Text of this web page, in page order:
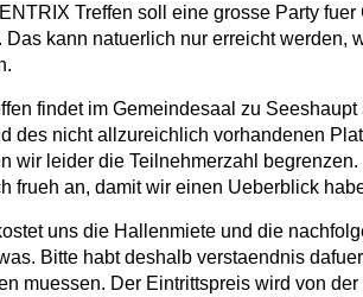
Treffen soll eine grosse Party fuer
Das kann natuerlich nur erreicht werden,
findet im Gemeindesaal zu Seeshaupt
des nicht allzureichlich vorhandenen
wir leider die Teilnehmerzahl
frueh an, damit wir einen Ueberblick
uns die Hallenmiete und die
Bitte habt deshalb verstaendnis
muessen. Der Eintrittspreis wird von